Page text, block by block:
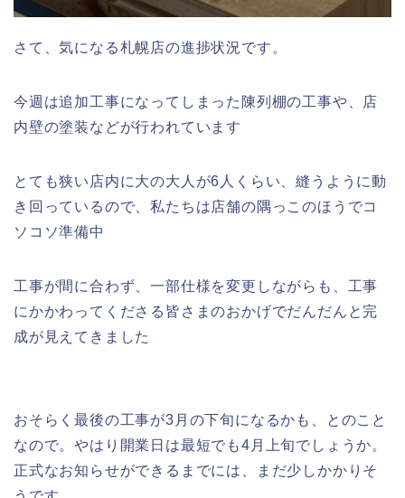
さて、気になる札幌店の進捗状況です。
今週は追加工事になってしまった陳列棚の工事や、店
内壁の塗装などが行われています
とても狭い店内に大の大人が6人くらい、縫うように動
き回っているので、私たちは店舗の隅っこのほうでコ
ソコソ準備中
工事が間に合わず、一部仕様を変更しながらも、工事
にかかわってくださる皆さまのおかげでだんだんと完
成が見えてきました
おそらく最後の工事が3月の下旬になるかも、とのこと
なので。やはり開業日は最短でも4月上旬でしょうか。
正式なお知らせができるまでには、まだ少しかかりそ